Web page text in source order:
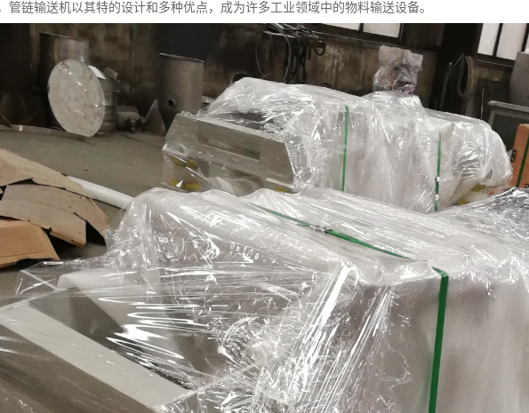
管链输送机以其特的设计和多种优点，成为许多工业领域中的物料输送设备。